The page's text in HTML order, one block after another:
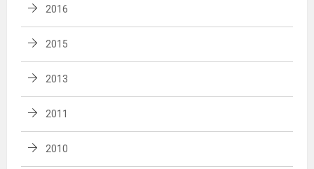
2016
2015
2013
2011
2010